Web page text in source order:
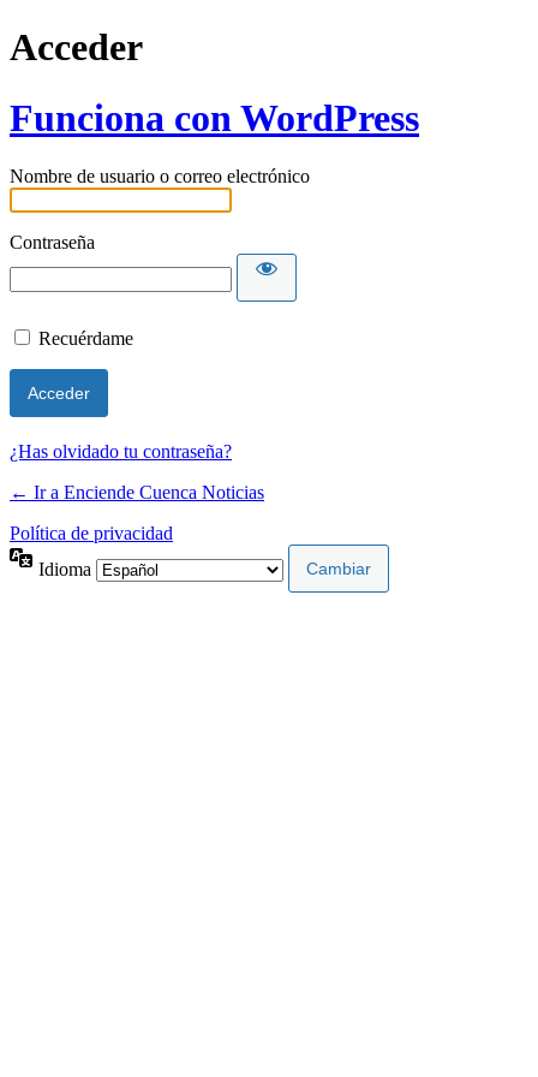
Acceder
Funciona con WordPress
Nombre de usuario o correo electrónico
Contraseña
Recuérdame
¿Has olvidado tu contraseña?
← Ir a Enciende Cuenca Noticias
Política de privacidad
Idioma